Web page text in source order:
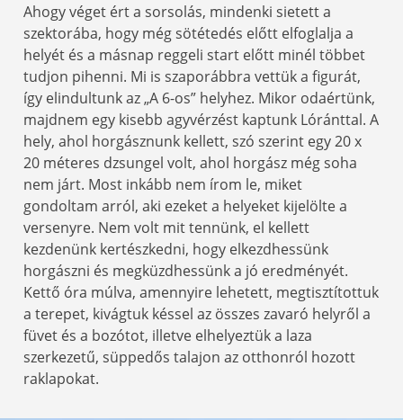
Ahogy véget ért a sorsolás, mindenki sietett a
szektorába, hogy még sötétedés előtt elfoglalja a
helyét és a másnap reggeli start előtt minél többet
tudjon pihenni. Mi is szaporábbra vettük a figurát,
így elindultunk az „A 6-os” helyhez. Mikor odaértünk,
majdnem egy kisebb agyvérzést kaptunk Lóránttal. A
hely, ahol horgásznunk kellett, szó szerint egy 20 x
20 méteres dzsungel volt, ahol horgász még soha
nem járt. Most inkább nem írom le, miket
gondoltam arról, aki ezeket a helyeket kijelölte a
versenyre. Nem volt mit tennünk, el kellett
kezdenünk kertészkedni, hogy elkezdhessünk
horgászni és megküzdhessünk a jó eredményét.
Kettő óra múlva, amennyire lehetett, megtisztítottuk
a terepet, kivágtuk késsel az összes zavaró helyről a
füvet és a bozótot, illetve elhelyeztük a laza
szerkezetű, süppedős talajon az otthonról hozott
raklapokat.